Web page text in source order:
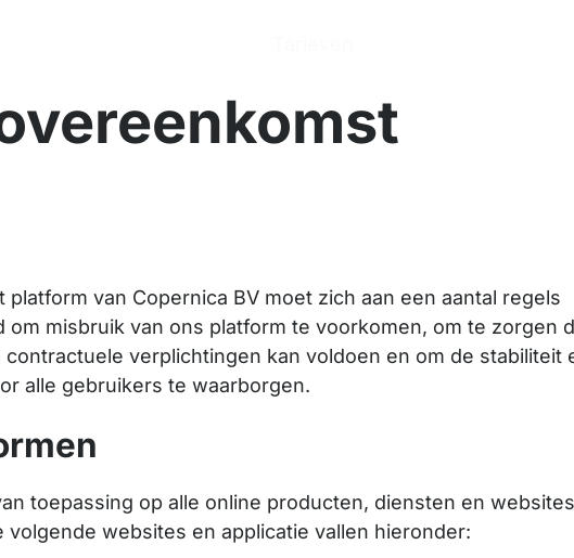
van Copernica BV moet zich aan een aantal regels
misbruik van ons platform te voorkomen, om te zorgen
contractuele verplichtingen kan voldoen en om de stabiliteit
alle gebruikers te waarborgen.
toepassing op alle online producten, diensten en
volgende websites en applicatie vallen hieronder: